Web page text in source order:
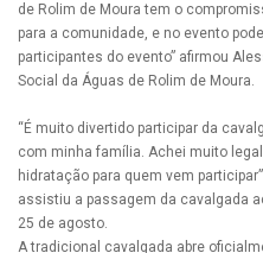
de Rolim de Moura tem o
para a comunidade, e no evento
participantes do evento” afirmou
Social da Águas de Rolim de Moura.
“É muito divertido participar da
com minha família. Achei muito
hidratação para quem vem
assistiu a passagem da cavalgada
25 de agosto.
A tradicional cavalgada abre